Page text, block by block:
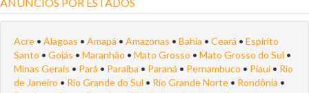
Acre • Alagoas • Amapá • Amazonas • Bahia • Ceará • Espírito
Santo • Goiás • Maranhão • Mato Grosso • Mato Grosso do Sul •
Minas Gerais • Pará • Paraíba • Paraná • Pernambuco • Piauí• Rio
de Janeiro • Rio Grande do Sul • Rio Grande Norte • Rondônia •